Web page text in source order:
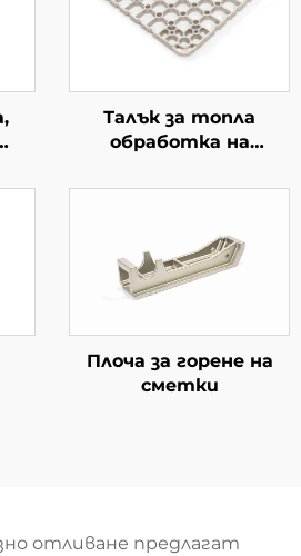
Талък за топла
обработка на
Плоча за горене на
сметки
отливане предлагат